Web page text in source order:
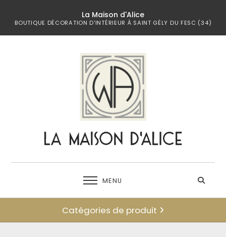
La Maison d'Alice
BOUTIQUE DÉCORATION D'INTÉRIEUR À SAINT GÉLY DU FESC (34)
MENU
Catégories de produit
← retour